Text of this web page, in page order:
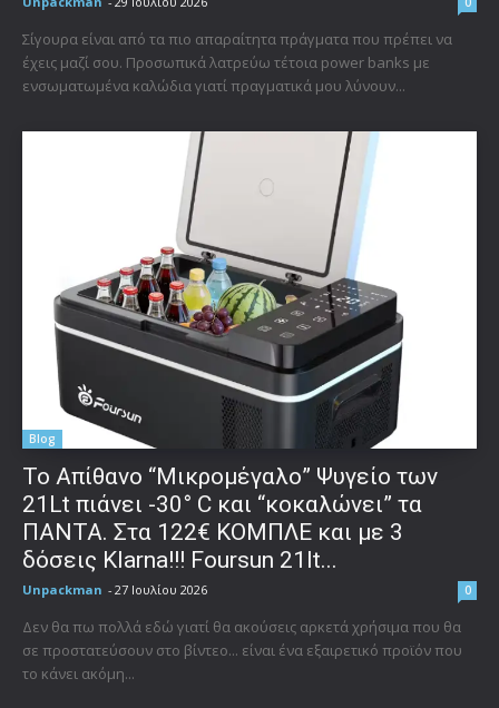
Σίγουρα είναι από τα πιο απαραίτητα πράγματα που πρέπει να
έχεις μαζί σου. Προσωπικά λατρεύω τέτοια power banks με
ενσωματωμένα καλώδια γιατί πραγματικά μου λύνουν...
Blog
Το Απίθανο “Μικρομέγαλο” Ψυγείο των
21Lt πιάνει -30° C και “κοκαλώνει” τα
ΠΑΝΤΑ. Στα 122€ ΚΟΜΠΛΕ και με 3
δόσεις Klarna!!! Foursun 21lt...
Unpackman - 27 Ιουλίου 2026 0
Δεν θα πω πολλά εδώ γιατί θα ακούσεις αρκετά χρήσιμα που θα
σε προστατεύσουν στο βίντεο... είναι ένα εξαιρετικό προϊόν που
το κάνει ακόμη...